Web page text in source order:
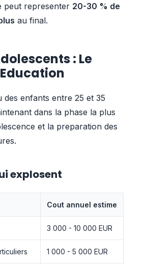
peut representer 20-30 % de
au final.
: Le
des enfants entre 25 et 35
dans la phase la plus
et la preparation des
explosent
Cout annuel estime
3 000 - 10 000 EUR
1 000 - 5 000 EUR